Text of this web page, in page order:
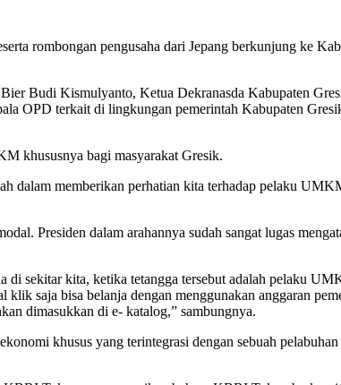
rombongan pengusaha dari Jepang berkunjung ke
Budi Kismulyanto, Ketua Dekranasda Kabupaten
OPD terkait di lingkungan pemerintah Kabupaten
khususnya bagi masyarakat Gresik.
dalam memberikan perhatian kita terhadap pelaku
Presiden dalam arahannya sudah sangat lugas
di sekitar kita, ketika tetangga tersebut adalah pelaku
saja bisa belanja dengan menggunakan anggaran
dimasukkan di e- katalog,” sambungnya.
khusus yang terintegrasi dengan sebuah